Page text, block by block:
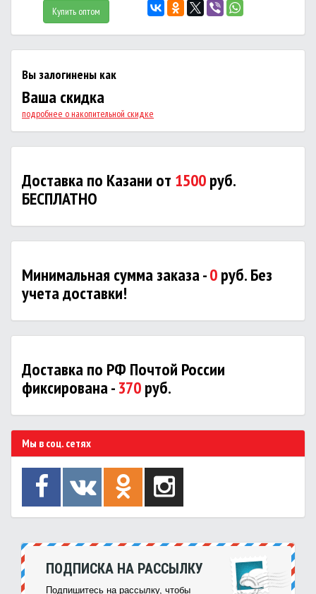
Купить оптом
Вы залогинены как
Ваша скидка
подробнее о накопительной скидке
Доставка по Казани от 1500руб.
БЕСПЛАТНО
Минимальная сумма заказа -0руб. Без
учета доставки!
Доставка по РФ Почтой России
фиксирована -370руб.
Мы в соц. сетях
ПОДПИСКА НА РАССЫЛКУ
Подпишитесь на рассылку, чтобы